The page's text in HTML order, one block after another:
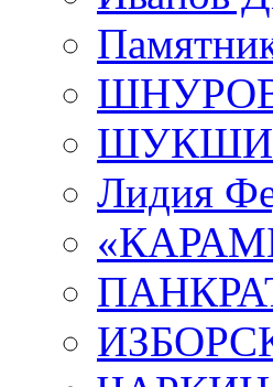
Лидия